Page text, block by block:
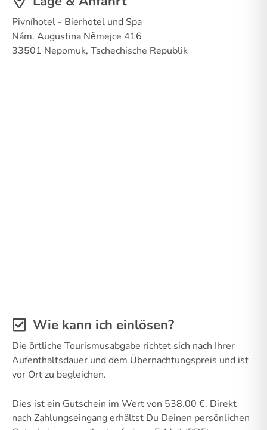
Pivníhotel - Bierhotel und Spa
Nám. Augustina Němejce 416
33501 Nepomuk, Tschechische Republik
Wie kann ich einlösen?
Die örtliche Tourismusabgabe richtet sich nach Ihrer
Aufenthaltsdauer und dem Übernachtungspreis und ist
vor Ort zu begleichen.
Dies ist ein Gutschein im Wert von 538.00 €. Direkt
nach Zahlungseingang erhältst Du Deinen persönlichen